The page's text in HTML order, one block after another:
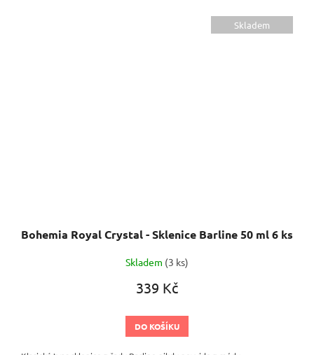
Skladem
Bohemia Royal Crystal - Sklenice Barline 50 ml 6 ks
Skladem (3 ks)
339 Kč
DO KOŠÍKU